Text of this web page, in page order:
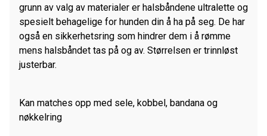
grunn av valg av materialer er halsbåndene ultralette og
spesielt behagelige for hunden din å ha på seg. De har
også en sikkerhetsring som hindrer dem i å rømme
mens halsbåndet tas på og av. Størrelsen er trinnløst
justerbar.
Kan matches opp med sele, kobbel, bandana og
nøkkelring